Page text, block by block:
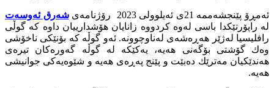
ئەمڕۆ پێنجشەممە 21ی ئەیلوولی 2023 رۆژنامەی
شەرق ئەوسەت
لە راپۆرتێكدا باسی لەوە كردووە زانایان هۆشدارییان داوە كە گوڵی
رافلیسیا لەژێر هەڕەشەی لەناوچوونە. ئەو گوڵە كە بۆنێكی ناخۆشی
وەك گۆشتی بۆگەنی هەیە، یەكێكە لە گوڵە گەورەكان تیرەی
هەندێكیان مەترێك دەبێت و پێنج پەڕەی هەیە و شێوەیەكی جوانیشی
هەیە.